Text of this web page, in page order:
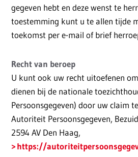
gegeven hebt en deze wenst te
toestemming kunt u te allen tijde
toekomst per e-mail of brief
Recht van beroep
U kunt ook uw recht uitoefenen
dienen bij de nationale
Persoonsgegeven) door uw claim
Autoriteit Persoonsgegeven,
2594 AV Den Haag,
https://